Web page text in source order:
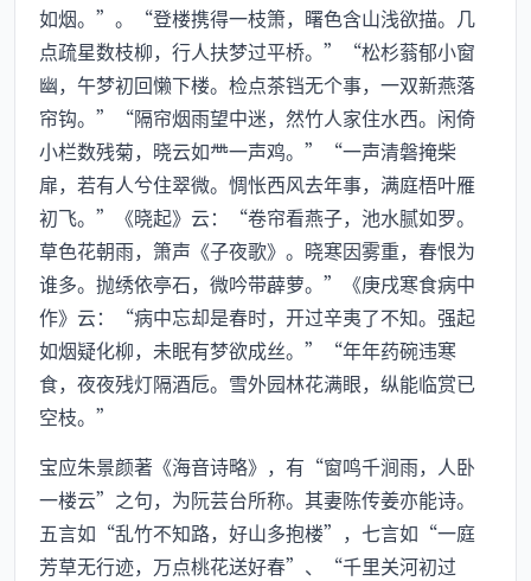
如烟。”。“登楼携得一枝箫，曙色含山浅欲描。几
点疏星数枝柳，行人扶梦过平桥。”“松杉蓊郁小窗
幽，午梦初回懒下楼。检点茶铛无个事，一双新燕落
帘钩。”“隔帘烟雨望中迷，然竹人家住水西。闲倚
小栏数残菊，晓云如一声鸡。”“一声清磐掩柴
扉，若有人兮住翠微。惆怅西风去年事，满庭梧叶雁
初飞。”《晓起》云：“卷帘看燕子，池水腻如罗。
草色花朝雨，箫声《子夜歌》。晓寒因雾重，春恨为
谁多。抛绣依亭石，微吟带薜萝。”《庚戌寒食病中
作》云：“病中忘却是春时，开过辛夷了不知。强起
如烟疑化柳，未眠有梦欲成丝。”“年年药碗违寒
食，夜夜残灯隔酒卮。雪外园林花满眼，纵能临赏已
空枝。”
宝应朱景颜著《海音诗略》，有“窗鸣千涧雨，人卧
一楼云”之句，为阮芸台所称。其妻陈传姜亦能诗。
五言如“乱竹不知路，好山多抱楼”，七言如“一庭
芳草无行迹，万点桃花送好春”、“千里关河初过